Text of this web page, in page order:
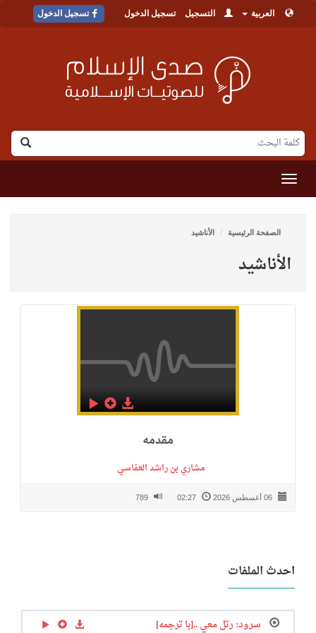
العربية التسجيل تسجيل الدخول تسجيل الدخول
القائمة
الصفحة الرئيسية الأناشيد
الأناشيد
مقدمه
مشاري بن راشد العفاسي
احدث الملفات
سرود: رتل معي ..[با ترجمه]